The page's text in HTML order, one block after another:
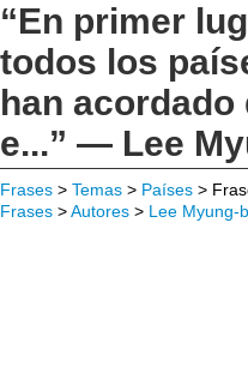
“En primer
todos los
han acordado
e...” — Lee
Frases > Temas > Países >
Frases >Autores > Lee Myung-